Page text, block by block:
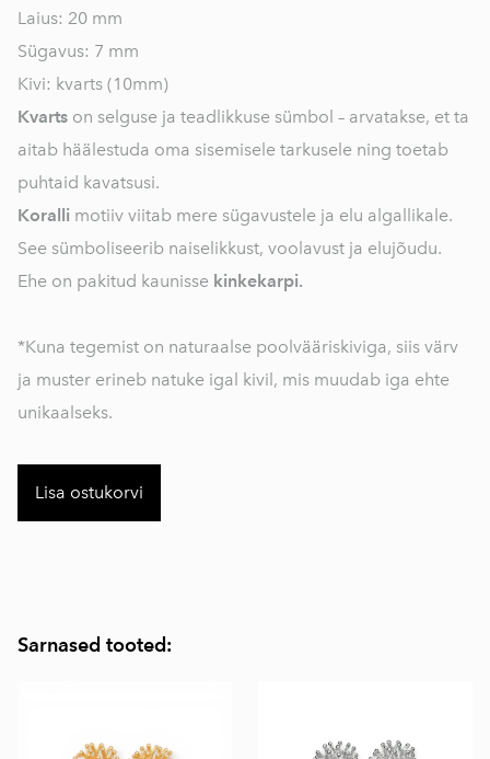
Laius: 20 mm
Sügavus: 7 mm
Kivi: kvarts (10mm)
Kvarts on selguse ja teadlikkuse sümbol – arvatakse, et ta
aitab häälestuda oma sisemisele tarkusele ning toetab
puhtaid kavatsusi.
Koralli motiiv viitab mere sügavustele ja elu algallikale.
See sümboliseerib naiselikkust, voolavust ja elujõudu.
Ehe on pakitud kaunisse kinkekarpi.
*Kuna tegemist on naturaalse poolvääriskiviga, siis värv
ja muster erineb natuke igal kivil, mis muudab iga ehte
unikaalseks.
Lisa ostukorvi
Sarnased tooted: